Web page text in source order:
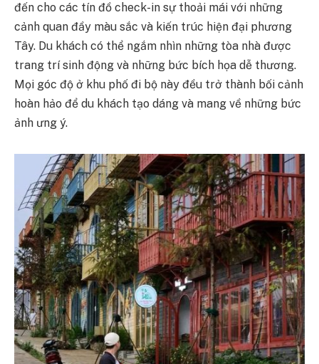
đến cho các tín đồ check-in sự thoải mái với những
cảnh quan đầy màu sắc và kiến trúc hiện đại phương
Tây. Du khách có thể ngắm nhìn những tòa nhà được
trang trí sinh động và những bức bích họa dễ thương.
Mọi góc độ ở khu phố đi bộ này đều trở thành bối cảnh
hoàn hảo để du khách tạo dáng và mang về những bức
ảnh ưng ý.